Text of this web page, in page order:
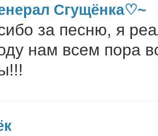
Сгущёнка♡~
за песню, я
нам всем пора